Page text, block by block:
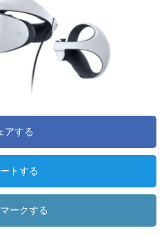
アする
トする
ークする